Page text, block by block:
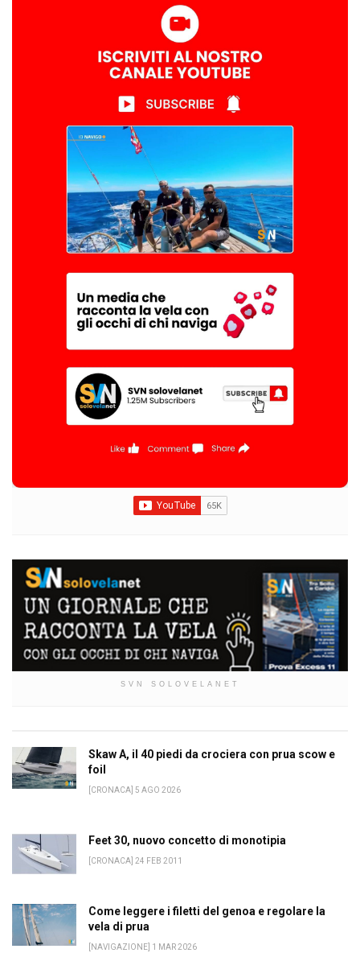
SVN SOLOVELANET
Skaw A, il 40 piedi da crociera con prua scow e
foil
[CRONACA] 5 AGO 2026
Feet 30, nuovo concetto di monotipia
[CRONACA] 24 FEB 2011
Come leggere i filetti del genoa e regolare la
vela di prua
[NAVIGAZIONE] 1 MAR 2026